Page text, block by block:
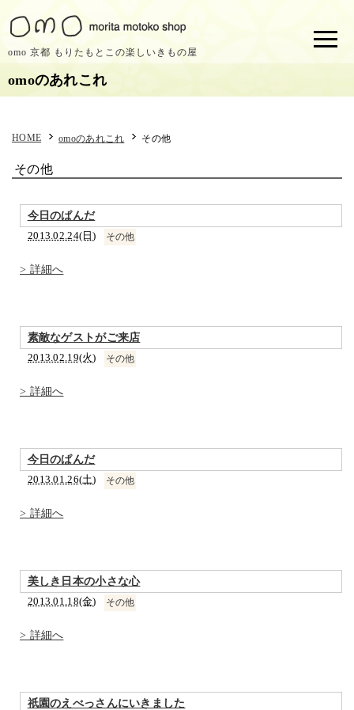
omo 京都 もりたもとこの楽しいきもの屋
omoのあれこれ
HOME omoのあれこれ その他
その他
今日のぱんだ
2013.02.24(日)
その他
> 詳細へ
素敵なゲストがご来店
2013.02.19(火)
その他
> 詳細へ
今日のぱんだ
2013.01.26(土)
その他
> 詳細へ
美しき日本の小さな心
2013.01.18(金)
その他
> 詳細へ
祇園のえべっさんにいきました